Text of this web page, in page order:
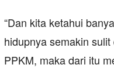
“Dan kita ketahui
hidupnya semakin
PPKM, maka dari itu